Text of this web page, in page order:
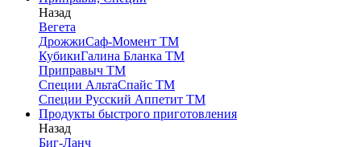
Назад
Вегета
ДрожжиСаф-Момент ТМ
КубикиГалина Бланка ТМ
Приправыч ТМ
Специи АльтаСпайс ТМ
Специи Русский Аппетит ТМ
Продукты быстрого приготовления
Назад
Биг-Ланч